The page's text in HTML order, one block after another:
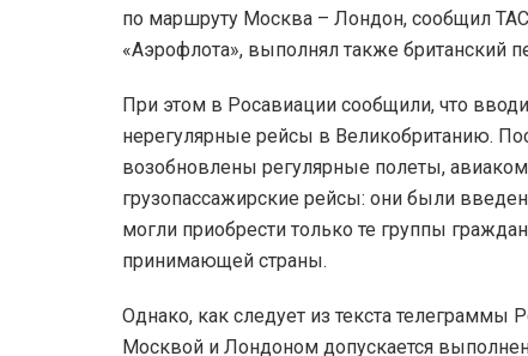
по маршруту Москва – Лондон, сообщил
«Аэрофлота», выполнял также британский
При этом в Росавиации сообщили, что
нерегулярные рейсы в Великобританию.
возобновлены регулярные полеты,
грузопассажирские рейсы: они были
могли приобрести только те группы
принимающей страны.
Однако, как следует из текста
Москвой и Лондоном допускается